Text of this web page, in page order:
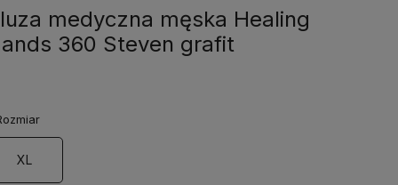
medyczna męska Healing
360 Steven grafit
XL